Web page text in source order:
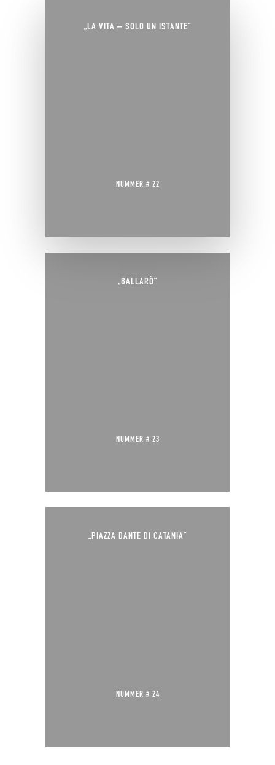
„LA VITA – SOLO UN ISTANTE“
NUMMER # 22
„BALLARÒ“
NUMMER # 23
„PIAZZA DANTE DI CATANIA“
NUMMER # 24